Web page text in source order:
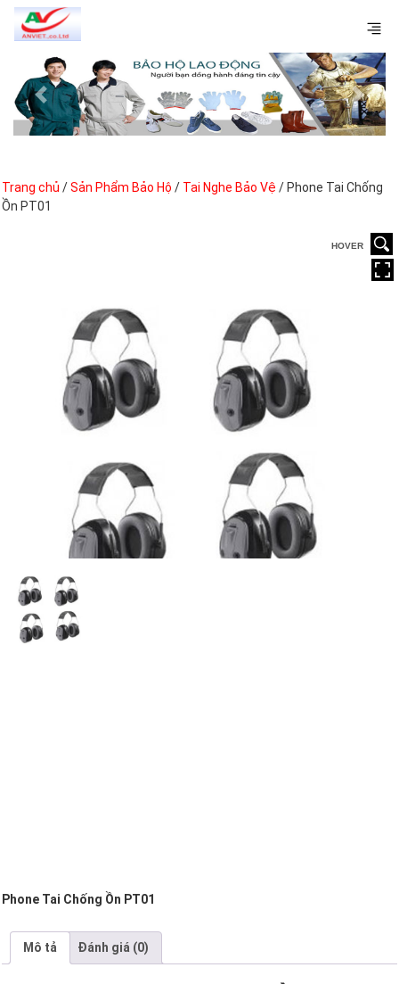
Previous Next
Trang chủ /Sản Phẩm Bảo Hộ / Tai Nghe Bảo Vệ / Phone Tai Chống
Ồn PT01
HOVER
Phone Tai Chống Ồn PT01
Mô tả Đánh giá (0)